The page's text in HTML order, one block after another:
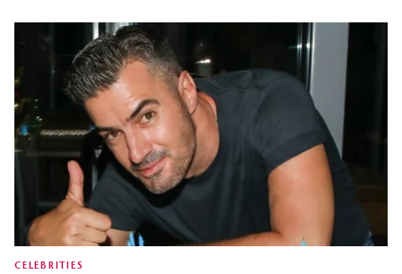
CELEBRITIES